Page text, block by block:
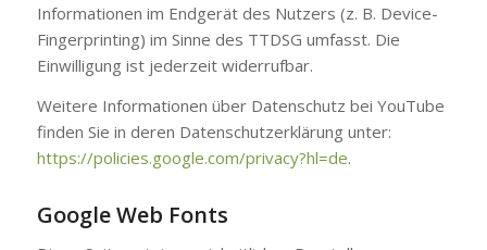
Informationen im Endgerät des Nutzers (z. B. Device-
Fingerprinting) im Sinne des TTDSG umfasst. Die
Einwilligung ist jederzeit widerrufbar.
Weitere Informationen über Datenschutz bei YouTube
finden Sie in deren Datenschutzerklärung unter:
https://policies.google.com/privacy?hl=de.
Google Web Fonts